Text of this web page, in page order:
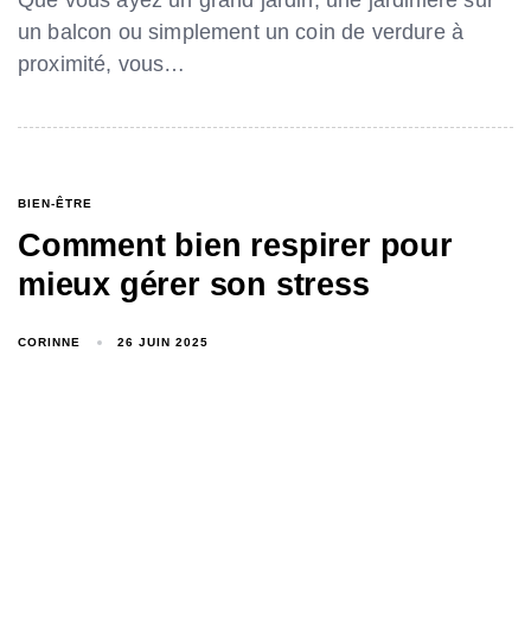
un balcon ou simplement un coin de verdure à
proximité, vous…
BIEN-ÊTRE
Comment bien respirer pour
mieux gérer son stress
CORINNE 26 JUIN 2025